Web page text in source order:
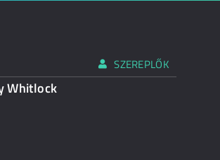
SZEREPLŐK
Whitlock